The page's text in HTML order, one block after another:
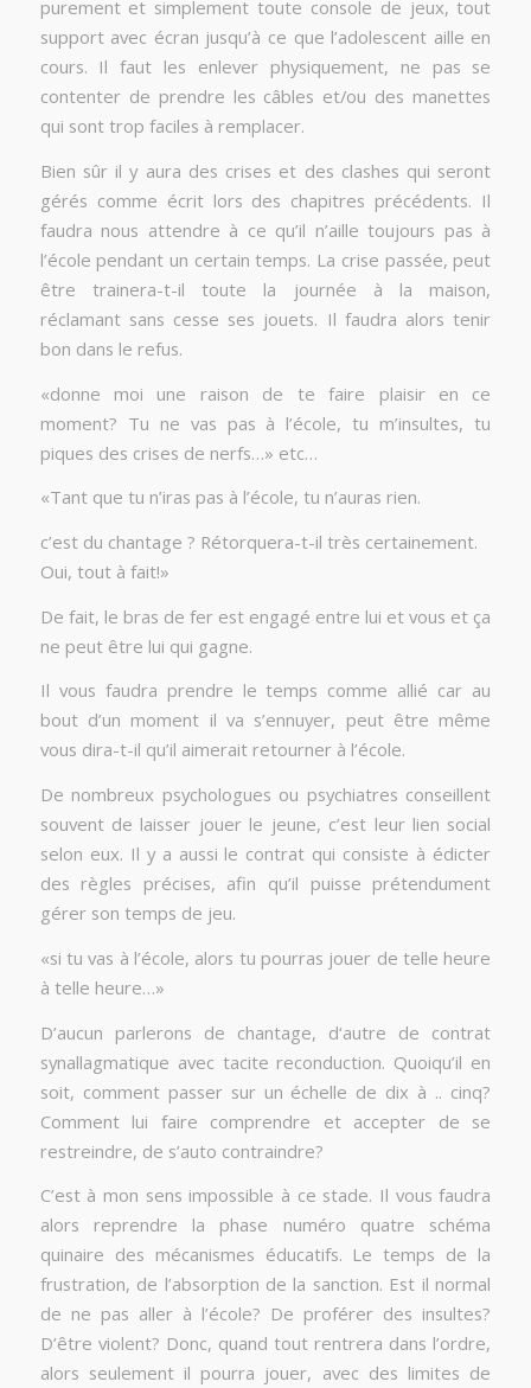
purement et simplement toute console de jeux, tout
support avec écran jusqu’à ce que l’adolescent aille en
cours. Il faut les enlever physiquement, ne pas se
contenter de prendre les câbles et/ou des manettes
qui sont trop faciles à remplacer.
Bien sûr il y aura des crises et des clashes qui seront
gérés comme écrit lors des chapitres précédents. Il
faudra nous attendre à ce qu’il n’aille toujours pas à
l’école pendant un certain temps. La crise passée, peut
être trainera-t-il toute la journée à la maison,
réclamant sans cesse ses jouets. Il faudra alors tenir
bon dans le refus.
«donne moi une raison de te faire plaisir en ce
moment? Tu ne vas pas à l’école, tu m’insultes, tu
piques des crises de nerfs…» etc…
«Tant que tu n’iras pas à l’école, tu n’auras rien.
c’est du chantage ? Rétorquera-t-il très certainement.
Oui, tout à fait!»
De fait, le bras de fer est engagé entre lui et vous et ça
ne peut être lui qui gagne.
Il vous faudra prendre le temps comme allié car au
bout d’un moment il va s’ennuyer, peut être même
vous dira-t-il qu’il aimerait retourner à l’école.
De nombreux psychologues ou psychiatres conseillent
souvent de laisser jouer le jeune, c’est leur lien social
selon eux. Il y a aussi le contrat qui consiste à édicter
des règles précises, afin qu’il puisse prétendument
gérer son temps de jeu.
«si tu vas à l’école, alors tu pourras jouer de telle heure
à telle heure…»
D’aucun parlerons de chantage, d‘autre de contrat
synallagmatique avec tacite reconduction. Quoiqu’il en
soit, comment passer sur un échelle de dix à .. cinq?
Comment lui faire comprendre et accepter de se
restreindre, de s’auto contraindre?
C’est à mon sens impossible à ce stade. Il vous faudra
alors reprendre la phase numéro quatre schéma
quinaire des mécanismes éducatifs. Le temps de la
frustration, de l’absorption de la sanction. Est il normal
de ne pas aller à l’école? De proférer des insultes?
D’être violent? Donc, quand tout rentrera dans l’ordre,
alors seulement il pourra jouer, avec des limites de